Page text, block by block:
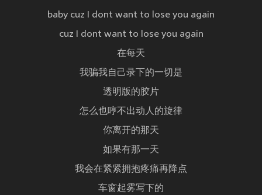
baby cuz I dont want to lose you again
cuz I dont want to lose you again
在每天
我骗我自己录下的一切是
透明版的胶片
怎么也哼不出动人的旋律
你离开的那天
如果有那一天
我会在紧紧拥抱疼痛再降点
车窗起雾写下的